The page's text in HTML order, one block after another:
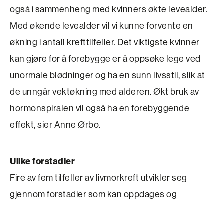
også i sammenheng med kvinners økte levealder.
Med økende levealder vil vi kunne forvente en
økning i antall krefttilfeller. Det viktigste kvinner
kan gjøre for å forebygge er å oppsøke lege ved
unormale blødninger og ha en sunn livsstil, slik at
de unngår vektøkning med alderen. Økt bruk av
hormonspiralen vil også ha en forebyggende
effekt, sier Anne Ørbo.
Ulike forstadier
Fire av fem tilfeller av livmorkreft utvikler seg
gjennom for­stadier som kan oppdages og